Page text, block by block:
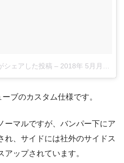
シェアした投稿 – 2018年 5月月24日午後4時20分PDT
ブのカスタム仕様です。
ーマルですが、バンパー下にア
れ、サイドには社外のサイドス
ップされています。